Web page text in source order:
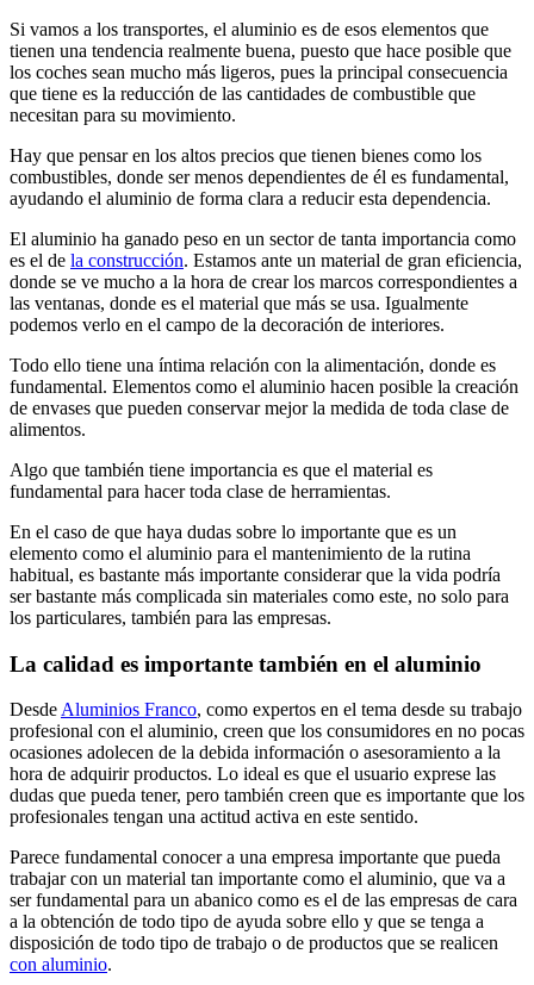
Si vamos a los transportes, el aluminio es de esos elementos que
tienen una tendencia realmente buena, puesto que hace posible que
los coches sean mucho más ligeros, pues la principal consecuencia
que tiene es la reducción de las cantidades de combustible que
necesitan para su movimiento.
Hay que pensar en los altos precios que tienen bienes como los
combustibles, donde ser menos dependientes de él es fundamental,
ayudando el aluminio de forma clara a reducir esta dependencia.
El aluminio ha ganado peso en un sector de tanta importancia como
es el de la construcción. Estamos ante un material de gran eficiencia,
donde se ve mucho a la hora de crear los marcos correspondientes a
las ventanas, donde es el material que más se usa. Igualmente
podemos verlo en el campo de la decoración de interiores.
Todo ello tiene una íntima relación con la alimentación, donde es
fundamental. Elementos como el aluminio hacen posible la creación
de envases que pueden conservar mejor la medida de toda clase de
alimentos.
Algo que también tiene importancia es que el material es
fundamental para hacer toda clase de herramientas.
En el caso de que haya dudas sobre lo importante que es un
elemento como el aluminio para el mantenimiento de la rutina
habitual, es bastante más importante considerar que la vida podría
ser bastante más complicada sin materiales como este, no solo para
los particulares, también para las empresas.
La calidad es importante también en el aluminio
DesdeAluminios Franco, como expertos en el tema desde su trabajo
profesional con el aluminio, creen que los consumidores en no pocas
ocasiones adolecen de la debida información o asesoramiento a la
hora de adquirir productos. Lo ideal es que el usuario exprese las
dudas que pueda tener, pero también creen que es importante que los
profesionales tengan una actitud activa en este sentido.
Parece fundamental conocer a una empresa importante que pueda
trabajar con un material tan importante como el aluminio, que va a
ser fundamental para un abanico como es el de las empresas de cara
a la obtención de todo tipo de ayuda sobre ello y que se tenga a
disposición de todo tipo de trabajo o de productos que se realicen
con aluminio.